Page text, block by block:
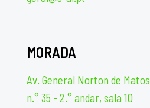
MORADA
Av. General Norton de Matos
n.° 35 - 2.° andar, sala 10